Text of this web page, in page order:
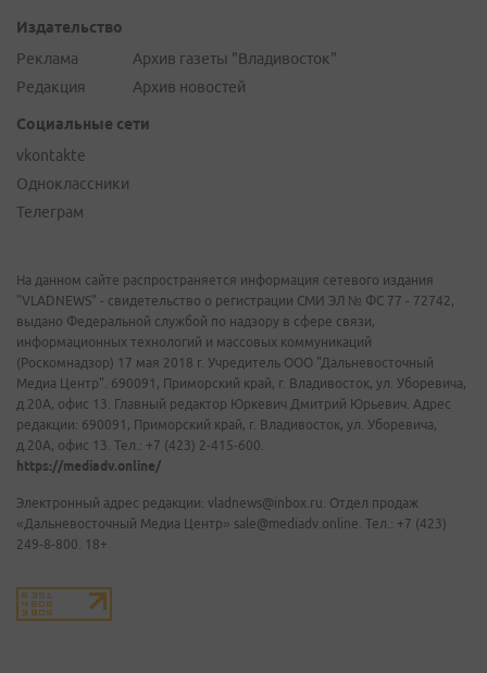
Издательство
Реклама
Редакция
Архив газеты "Владивосток"
Архив новостей
Социальные сети
vkontakte
Одноклассники
Телеграм
На данном сайте распространяется информация сетевого издания
"VLADNEWS" - свидетельство о регистрации СМИ ЭЛ № ФС 77 - 72742,
выдано Федеральной службой по надзору в сфере связи,
информационных технологий и массовых коммуникаций
(Роскомнадзор) 17 мая 2018 г. Учредитель ООО "Дальневосточный
Медиа Центр". 690091, Приморский край, г. Владивосток, ул. Уборевича,
д.20А, офис 13. Главный редактор Юркевич Дмитрий Юрьевич. Адрес
редакции: 690091, Приморский край, г. Владивосток, ул. Уборевича,
д.20А, офис 13. Тел.: +7 (423) 2-415-600.
https://mediadv.online/
Электронный адрес редакции: vladnews@inbox.ru. Отдел продаж
«Дальневосточный Медиа Центр» sale@mediadv.online. Тел.: +7 (423)
249-8-800. 18+